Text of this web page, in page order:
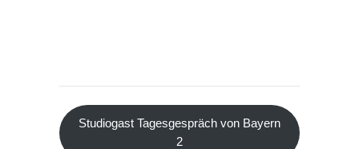
Studiogast Tagesgespräch von Bayern
2